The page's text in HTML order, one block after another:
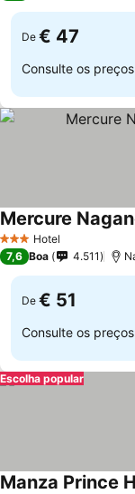
De € 47
Consulte os
3 EstrelasHotel
Mercure
7,6 Boa 4.511
De € 51
Consulte os
Escolha popular
Manza Prince